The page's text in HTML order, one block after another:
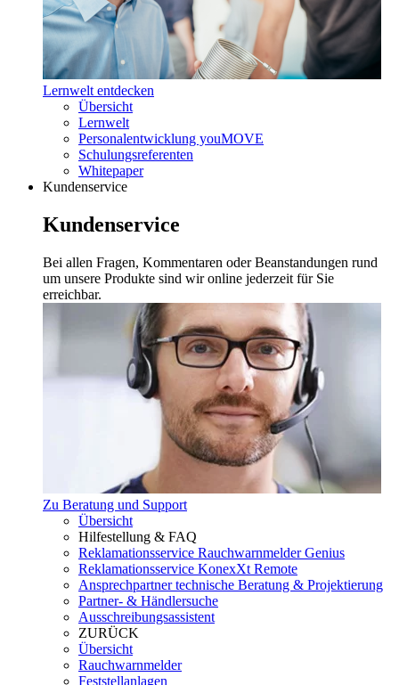
Lernwelt entdecken
Übersicht
Lernwelt
Personalentwicklung youMOVE
Schulungsreferenten
Whitepaper
Kundenservice
Kundenservice
Bei allen Fragen, Kommentaren oder Beanstandungen rund
um unsere Produkte sind wir online jederzeit für Sie
erreichbar.
Zu Beratung und Support
Übersicht
Hilfestellung & FAQ
Reklamationsservice Rauchwarnmelder Genius
Reklamationsservice KonexXt Remote
Ansprechpartner technische Beratung & Projektierung
Partner- & Händlersuche
Ausschreibungsassistent
ZURÜCK
Übersicht
Rauchwarnmelder
Feststellanlagen